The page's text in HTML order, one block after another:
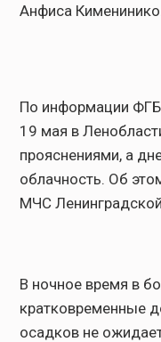
Анфиса Кименинико.
По информации
19 мая в
прояснениями, а
облачность. Об
МЧС
В ночное время в
кратковременные
осадков не